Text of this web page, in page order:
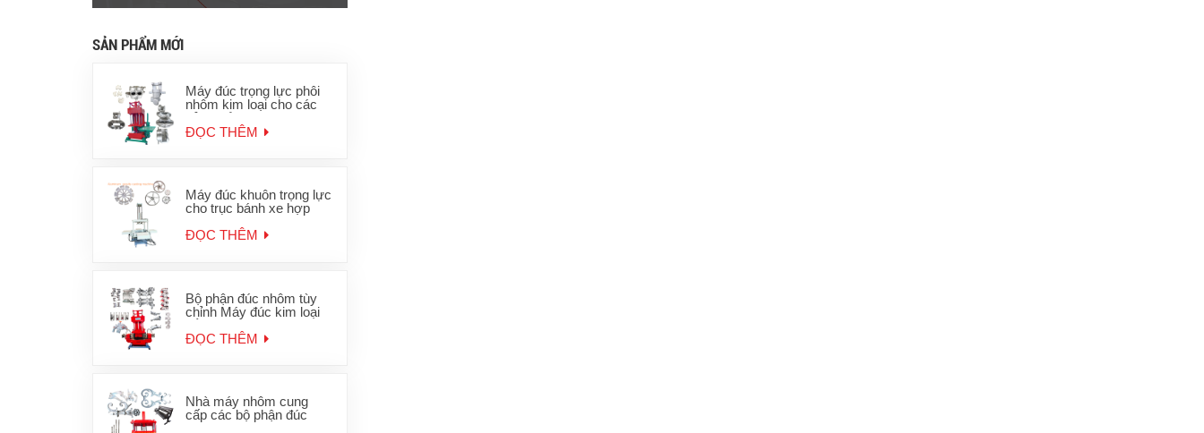
SẢN PHẨM MỚI
Máy đúc trọng lực phôi
nhôm kim loại cho các
sản phẩm nhôm kẽm
ĐỌC THÊM
Máy đúc khuôn trọng lực
cho trục bánh xe hợp
ĐỌC THÊM
Bộ phận đúc nhôm tùy
chỉnh Máy đúc kim loại
ĐỌC THÊM
Nhà máy nhôm cung
cấp các bộ phận đúc